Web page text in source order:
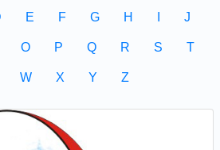
E F G H J
O P Q R S T
W X Y Z